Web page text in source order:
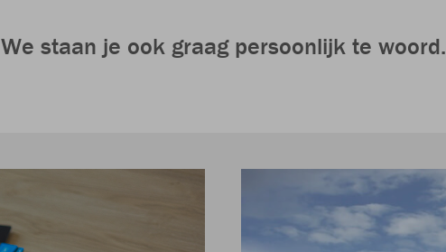
We staan je ook graag persoonlijk te woord.